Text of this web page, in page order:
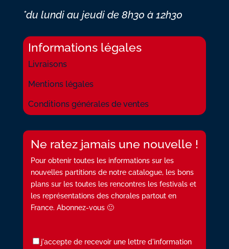
*du lundi au jeudi de 8h30 à 12h30
Informations légales
Livraisons
Mentions légales
Conditions générales de ventes
Ne ratez jamais une nouvelle !
Pour obtenir toutes les informations sur les
nouvelles partitions de notre catalogue, les bons
plans sur les toutes les rencontres les festivals et
les représentations des chorales partout en
France. Abonnez-vous 🙂
j'accepte de recevoir une lettre d'information